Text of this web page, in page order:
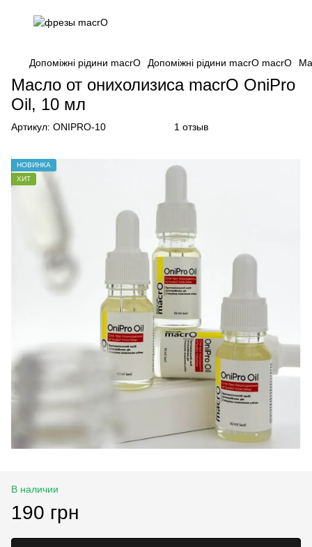
Допоміжні рідини macrO Допоміжні рідини macrO macrO
Масло от онихолизиса macrO OniPro
Oil, 10 мл
Артикул: ONIPRO-10 1 отзыв
НОВИНКА
ХИТ
В наличии
190 грн